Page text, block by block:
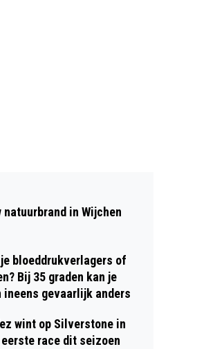
natuurbrand in Wijchen
bloeddrukverlagers of
Bij 35 graden kan je
ineens gevaarlijk anders
wint op Silverstone in
eerste race dit seizoen